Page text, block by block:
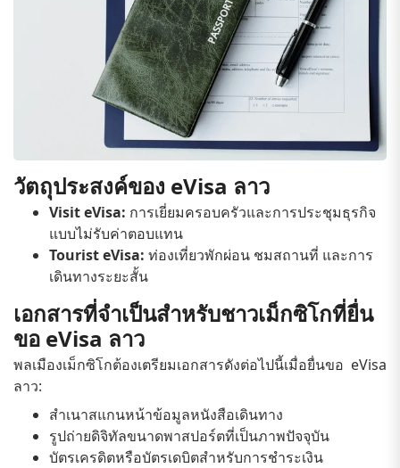
วัตถุประสงค์ของ eVisa ลาว
Visit eVisa: การเยี่ยมครอบครัวและการประชุมธุรกิจ
แบบไม่รับค่าตอบแทน
Tourist eVisa: ท่องเที่ยวพักผ่อน ชมสถานที่ และการ
เดินทางระยะสั้น
เอกสารที่จำเป็นสำหรับชาวเม็กซิโกที่ยื่น
ขอ eVisa ลาว
พลเมืองเม็กซิโกต้องเตรียมเอกสารดังต่อไปนี้เมื่อยื่นขอ eVisa
ลาว:
สำเนาสแกนหน้าข้อมูลหนังสือเดินทาง
รูปถ่ายดิจิทัลขนาดพาสปอร์ตที่เป็นภาพปัจจุบัน
บัตรเครดิตหรือบัตรเดบิตสำหรับการชำระเงิน